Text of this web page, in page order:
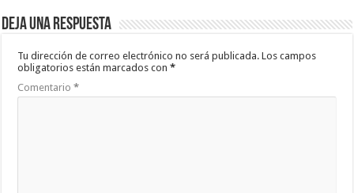
Deja una respuesta
Tu dirección de correo electrónico no será publicada. Los campos
obligatorios están marcados con*
Comentario*